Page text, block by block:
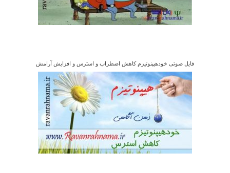
فایل صوتی خودهیپنوتیزم کاهش اضطراب و استرس و افزایش آرامش